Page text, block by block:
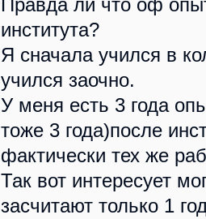
Правда ли что оф
института?
Я сначала учился в
учился заочно.
У меня есть 3 года
тоже 3 года)после
фактически тех же
Так вот интересует
засчитают только 1